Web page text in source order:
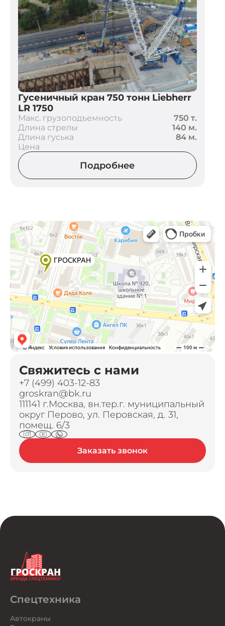
Гусеничный кран 750 тонн Liebherr
LR 1750
Макс. грузоподъемность
750 т.
Длина стрелы
140 м.
Длина гуська
84 м.
Цена
Подробнее
Свяжитесь с нами
+7 (499) 403-12-83
groskran@bk.ru
111141 г.Москва, вн.тер.г. муниципальный
округ Перово, ул. Перовская, д. 31,
помещ. 6/3
Заказать звонок
Спецтехника
Автокраны